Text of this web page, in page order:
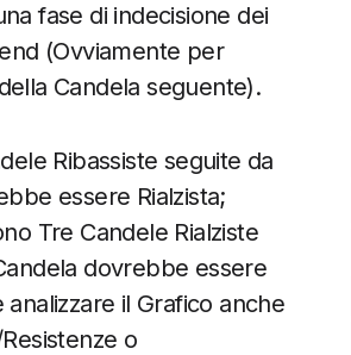
fase di indecisione dei
(Ovviamente per
Candela seguente).
Ribassiste seguite da
essere Rialzista;
Tre Candele Rialziste
dovrebbe essere
il Grafico anche
o